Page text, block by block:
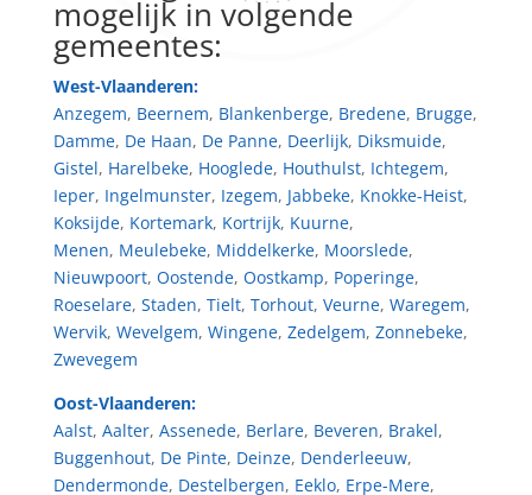
mogelijk in volgende
gemeentes:
West-Vlaanderen:
Anzegem, Beernem, Blankenberge, Bredene, Brugge,
Damme, De Haan, De Panne, Deerlijk, Diksmuide,
Gistel, Harelbeke, Hooglede, Houthulst, Ichtegem,
Ieper, Ingelmunster, Izegem, Jabbeke, Knokke-Heist,
Koksijde, Kortemark, Kortrijk, Kuurne,
Menen, Meulebeke, Middelkerke, Moorslede,
Nieuwpoort, Oostende, Oostkamp, Poperinge,
Roeselare, Staden, Tielt, Torhout, Veurne, Waregem,
Wervik, Wevelgem, Wingene, Zedelgem, Zonnebeke,
Zwevegem
Oost-Vlaanderen:
Aalst, Aalter, Assenede, Berlare, Beveren, Brakel,
Buggenhout, De Pinte, Deinze, Denderleeuw,
Dendermonde, Destelbergen, Eeklo, Erpe-Mere,